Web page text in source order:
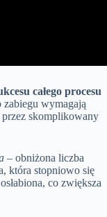
całego procesu
zabiegu wymagają
skomplikowany
– obniżona liczba
która stopniowo się
co zwiększa